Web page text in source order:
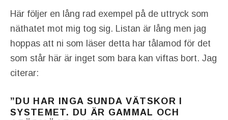
Här följer en lång rad exempel på de uttryck som
näthatet mot mig tog sig. Listan är lång men jag
hoppas att ni som läser detta har tålamod för det
som står här är inget som bara kan viftas bort. Jag
citerar:
”DU HAR INGA SUNDA VÄTSKOR I
SYSTEMET. DU ÄR GAMMAL OCH